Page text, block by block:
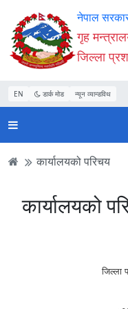
Accessibility
Mode
सुरु
गर्नुहोस्
सामाग्री
पढ्नुहाेस्
नेभिगेसन
पढ्नुहाेस्
वेबसाइट
खोजमा
जानुहोस्
नेपाल
गृह
जिल्ला
EN डार्क मोड न्यून व्यान्डविथ
कार्यालयको परिचय
कार्यालयको
जिल्ला